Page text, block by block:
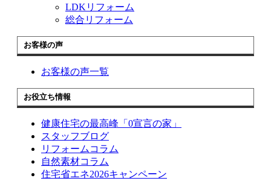
LDKリフォーム
総合リフォーム
お客様の声
お客様の声一覧
お役立ち情報
健康住宅の最高峰「0宣言の家」
スタッフブログ
リフォームコラム
自然素材コラム
住宅省エネ2026キャンペーン